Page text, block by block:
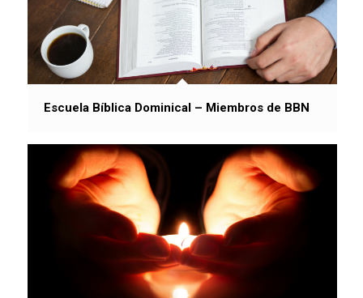
Escuela Bíblica Dominical – Miembros de BBN